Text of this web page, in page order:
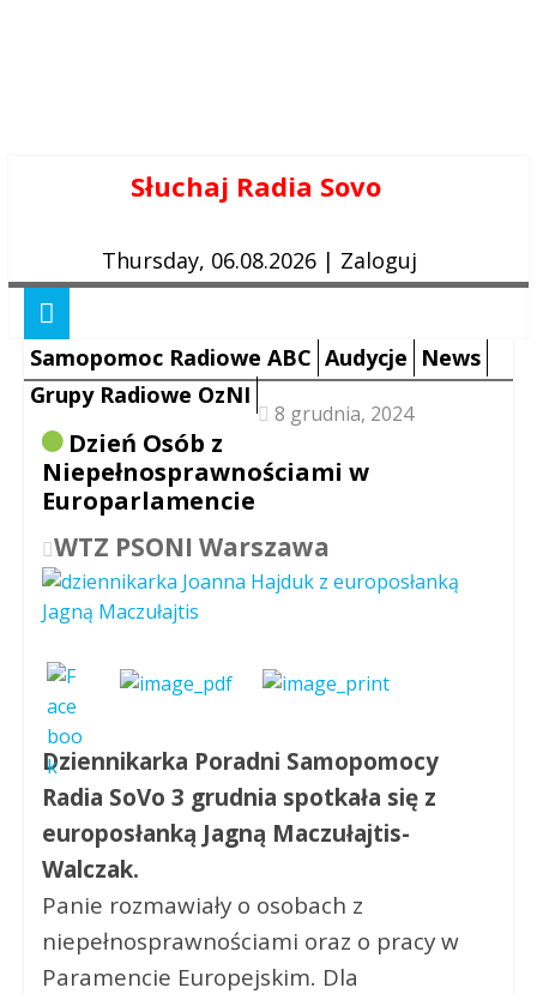
Słuchaj Radia Sovo
Thursday, 06.08.2026 | Zaloguj
Samopomoc Radiowe ABC Audycje News
Grupy Radiowe OzNI
8 grudnia, 2024
Dzień Osób z
Niepełnosprawnościami w
Europarlamencie
WTZ PSONI Warszawa
Dziennikarka Poradni Samopomocy
Radia SoVo 3 grudnia spotkała się z
europosłanką Jagną Maczułajtis-
Walczak.
Panie rozmawiały o osobach z
niepełnosprawnościami oraz o pracy w
Paramencie Europejskim. Dla